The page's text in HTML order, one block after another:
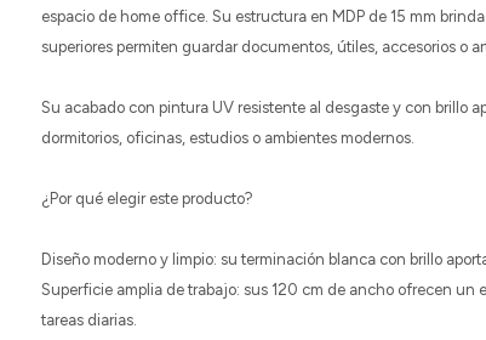
espacio de home office. Su estructura en MDP de 15 mm
superiores permiten guardar documentos, útiles, accesorios o
Su acabado con pintura UV resistente al desgaste y con brillo
dormitorios, oficinas, estudios o ambientes modernos.
¿Por qué elegir este producto?
Diseño moderno y limpio: su terminación blanca con brillo
Superficie amplia de trabajo: sus 120 cm de ancho ofrecen un
tareas diarias.